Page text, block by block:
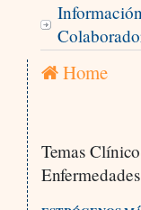
Home
Temas